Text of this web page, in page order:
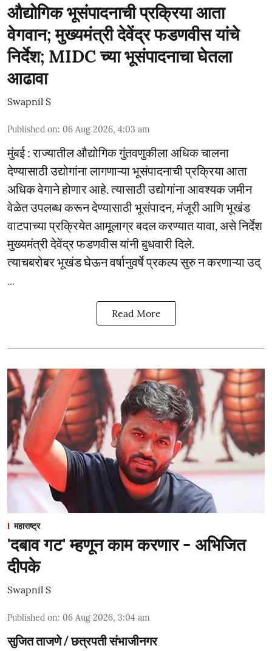
औद्योगिक भूसंपादनाची प्रक्रिया आता
वेगवान; मुख्यमंत्री देवेंद्र फडणवीस यांचे
निर्देश; MIDC च्या भूसंपादनाचा घेतला
आढावा
Swapnil S
Published on: 06 Aug 2026, 4:03 am
मुंबई : राज्यातील औद्योगिक गुंतवणुकीला अधिक चालना
देण्यासाठी उद्योगांना लागणाऱ्या भूसंपादनाची प्रक्रिया आता
अधिक वेगाने होणार आहे. त्यासाठी उद्योगांना आवश्यक जमीन
वेळेत उपलब्ध करून देण्यासाठी भूसंपादन, मंजूरी आणि भूखंड
वाटपाच्या प्रक्रियेत आमूलाग्र बदल करण्यात यावा, असे निर्देश
मुख्यमंत्री देवेंद्र फडणवीस यांनी बुधवारी दिले.
त्याचबरोबर भूखंड घेऊन वर्षानुवर्षे प्रकल्प सुरु न करणाऱ्या उद्
Read More
महाराष्ट्र
'दबाव गट' म्हणून काम करणार - अभिजित
दीपके
Swapnil S
Published on: 06 Aug 2026, 3:04 am
सुजित ताजणे / छत्रपती संभाजीनगर